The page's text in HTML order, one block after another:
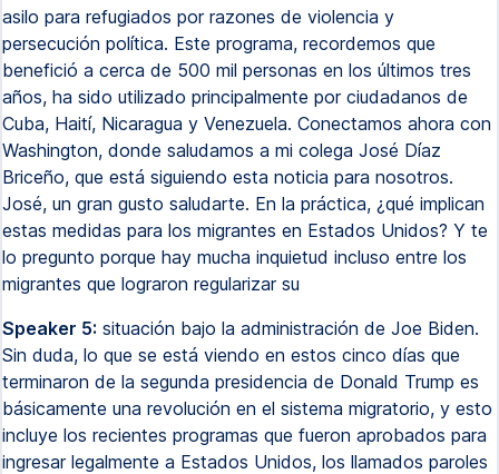
asilo para refugiados por razones de violencia y
persecución política. Este programa, recordemos que
benefició a cerca de 500 mil personas en los últimos tres
años, ha sido utilizado principalmente por ciudadanos de
Cuba, Haití, Nicaragua y Venezuela. Conectamos ahora con
Washington, donde saludamos a mi colega José Díaz
Briceño, que está siguiendo esta noticia para nosotros.
José, un gran gusto saludarte. En la práctica, ¿qué implican
estas medidas para los migrantes en Estados Unidos? Y te
lo pregunto porque hay mucha inquietud incluso entre los
migrantes que lograron regularizar su
Speaker 5: situación bajo la administración de Joe Biden.
Sin duda, lo que se está viendo en estos cinco días que
terminaron de la segunda presidencia de Donald Trump es
básicamente una revolución en el sistema migratorio, y esto
incluye los recientes programas que fueron aprobados para
ingresar legalmente a Estados Unidos, los llamados paroles